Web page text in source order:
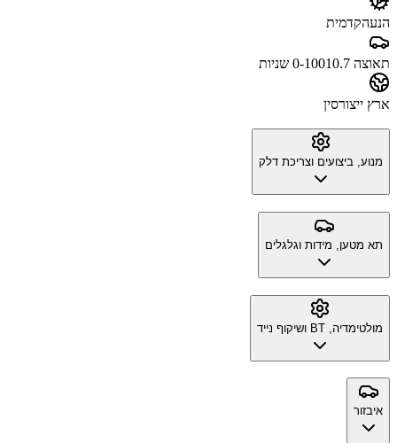
הנעהקדמית
תאוצה 0-100 10.7 שניות
ארץ ייצורסין
מנוע, ביצועים וצריכת דלק
תא מטען, מידות וגלגלים
מולטימדיה, BT ושיקוף נייד
איבזור